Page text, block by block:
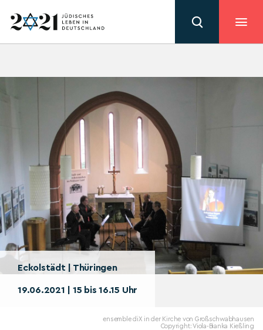
Eckolstädt | Thüringen
19.06.2021 | 15 bis 16.15 Uhr
ensemble diX in der Kirche von Großschwabhausen
Copyright: Viola-Bianka Kießling